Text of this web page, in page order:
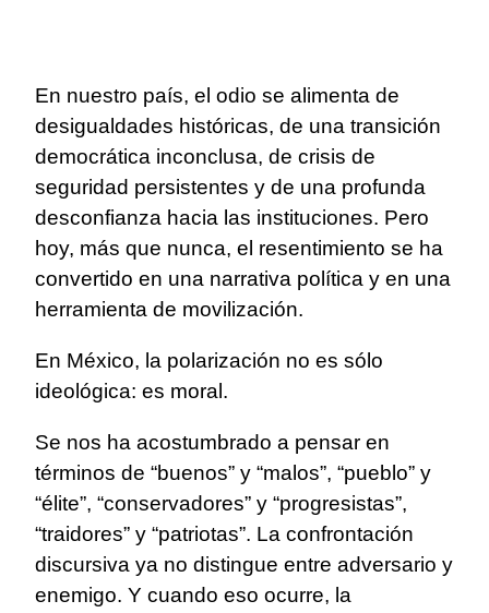
En nuestro país, el odio se alimenta de
desigualdades históricas, de una transición
democrática inconclusa, de crisis de
seguridad persistentes y de una profunda
desconfianza hacia las instituciones. Pero
hoy, más que nunca, el resentimiento se ha
convertido en una narrativa política y en una
herramienta de movilización.
En México, la polarización no es sólo
ideológica: es moral.
Se nos ha acostumbrado a pensar en
términos de “buenos” y “malos”, “pueblo” y
“élite”, “conservadores” y “progresistas”,
“traidores” y “patriotas”. La confrontación
discursiva ya no distingue entre adversario y
enemigo. Y cuando eso ocurre, la